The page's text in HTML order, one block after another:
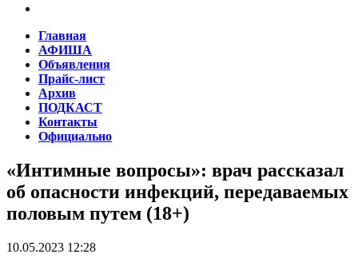
Главная
АФИША
Объявления
Прайс-лист
Архив
ПОДКАСТ
Контакты
Официально
«Интимные вопросы»: врач рассказал
об опасности инфекций, передаваемых
половым путем (18+)
10.05.2023 12:28